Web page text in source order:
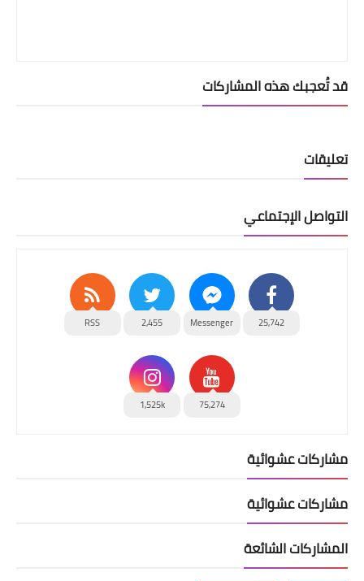
قد تُعجبك هذه المشاركات
تعليقات
التواصل الإجتماعي
25,742
Messenger
2,455
RSS
75,274
1,525k
مشاركات عشوائية
مشاركات عشوائية
المشاركات الشائعة